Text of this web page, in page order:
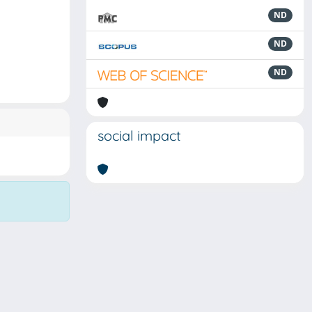
ND
ND
ND
social impact